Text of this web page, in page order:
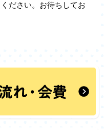
ださい。お待ちしてお